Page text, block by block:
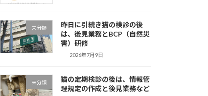
未分類
昨日に引続き猫の検診の後
は、後見業務とBCP（自然災
害）研修
2026年7月9日
未分類
猫の定期検診の後は、情報管
理規定の作成と後見業務など